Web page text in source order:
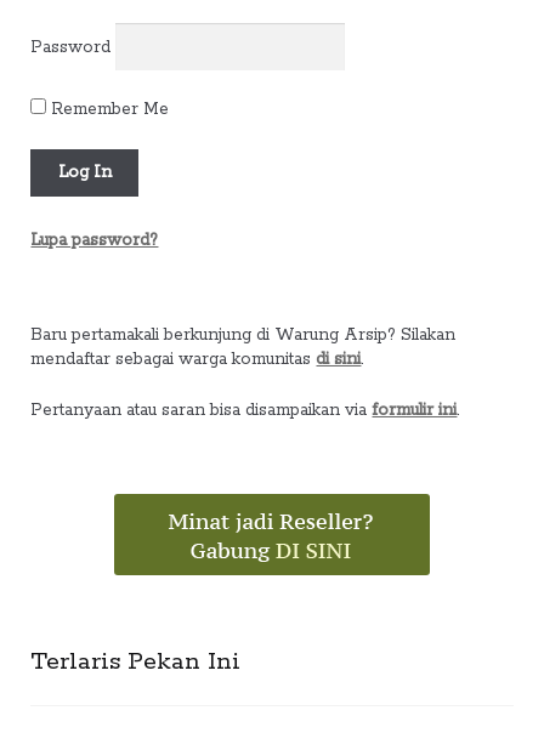
Password
Remember Me
Lupa password?
Baru pertamakali berkunjung di Warung Arsip? Silakan
mendaftar sebagai warga komunitas di sini.
Pertanyaan atau saran bisa disampaikan viaformulir ini.
Terlaris Pekan Ini